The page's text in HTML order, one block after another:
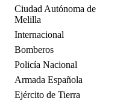
Ciudad Autónoma de
Melilla
Internacional
Bomberos
Policía Nacional
Armada Española
Ejército de Tierra